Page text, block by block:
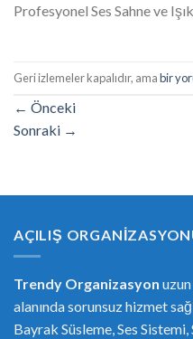
Profesyonel Ses Sahne ve
Geri izlemeler kapalıdır, amabir
← Önceki
Sonraki →
AÇILIŞ
Trendy Organizasyon uzun
alanında sorunsuz hizmet
Bayrak Süsleme, Ses